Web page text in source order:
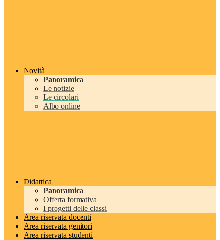
Novità
Panoramica
Le notizie
Le circolari
Albo online
Didattica
Panoramica
Offerta formativa
I progetti delle classi
Area riservata docenti
Area riservata genitori
Area riservata studenti